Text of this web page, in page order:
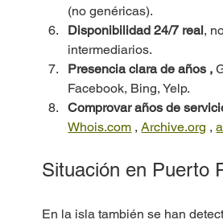
(no genéricas).
Disponibilidad 24/7 real,
intermediarios.
Presencia clara de años ,
Facebook, Bing, Yelp.
Comprovar años de
Whois.com , Archive.org ,
Situación en Puerto
En la isla también se han